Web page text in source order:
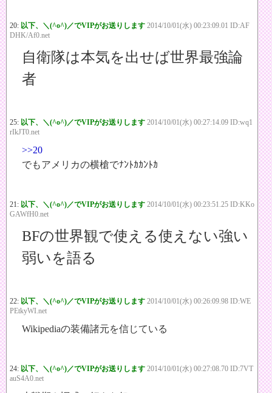
20: 以下、＼(^o^)／でVIPがお送りします 2014/10/01(水) 00:23:09.01 ID:AF
DHK/Af0.net
自衛隊は本気を出せば世界最強論
者
25: 以下、＼(^o^)／でVIPがお送りします 2014/10/01(水) 00:27:14.09 ID:wq1
rIkJT0.net
>>20
でもアメリカの横槍でﾅﾝﾄｶｶﾝﾄｶ
21: 以下、＼(^o^)／でVIPがお送りします 2014/10/01(水) 00:23:51.25 ID:KKo
GAWfH0.net
BFの世界観で使える使えない強い
弱いを語る
22: 以下、＼(^o^)／でVIPがお送りします 2014/10/01(水) 00:26:09.98 ID:WE
PEtkyWI.net
Wikipediaの装備諸元を信じている
24: 以下、＼(^o^)／でVIPがお送りします 2014/10/01(水) 00:27:08.70 ID:7VT
auS4A0.net